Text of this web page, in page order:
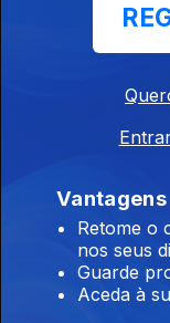
Novo lider, Novas
Top 10 +
17 de Janeiro
Trambulhões na
Top 10 +
Vantagens
Retome o
nos seus
Guarde
Aceda à